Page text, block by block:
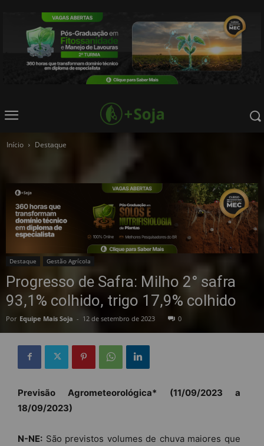
Início Destaque
Destaque Gestão Agrícola
Progresso de Safra: Milho 2° safra
93,1% colhido, trigo 17,9% colhido
Por Equipe Mais Soja - 12 de setembro de 2023 0
Previsão Agrometeorológica* (11/09/2023 a
18/09/2023)
N-NE: São previstos volumes de chuva maiores que